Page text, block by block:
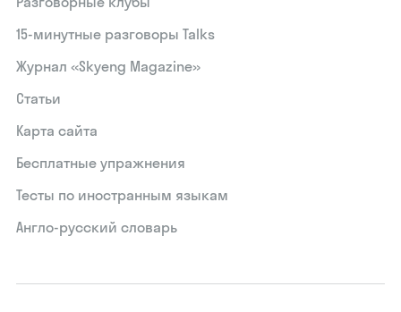
15‑минутные разговоры Talks
Журнал «Skyeng Magazine»
Статьи
Карта сайта
Бесплатные упражнения
Тесты по иностранным языкам
Англо-русский словарь